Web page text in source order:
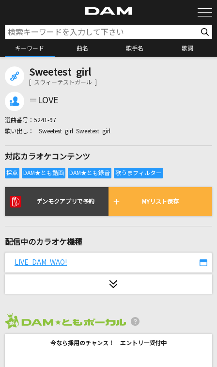
キーワード 曲名 歌手名 歌詞
カラオケ検索
全国りれき
リアルタイムで歌われている曲の一覧
TONIGHT-restart from this night-[Full Spec
Edition]
ずっと真夜中でいいのに。
残響散歌 -アニメ映像 ver.-(TVサイズ)
Sweetest girl
[ スウィーテストガール ]
＝LOVE
選曲番号： 5241-97
Sweetest girl Sweetest girl
対応カラオケコンテンツ
デンモクアプリで予約 MYリスト保存
配信中のカラオケ機種
LIVE DAM WAO!
今なら採用のチャンス！ エントリー受付中